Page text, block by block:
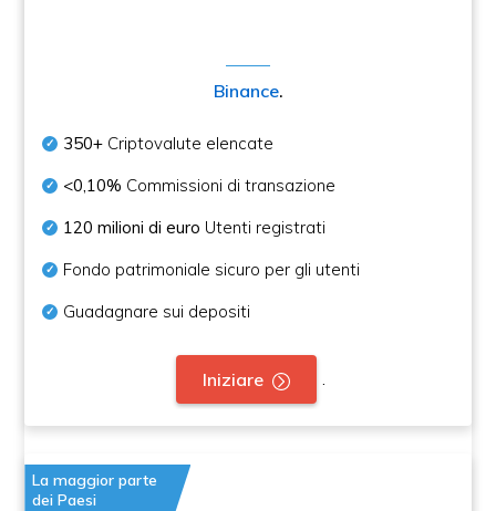
Binance.
350+ Criptovalute elencate
<0,10% Commissioni di transazione
120 milioni di euro Utenti registrati
Fondo patrimoniale sicuro per gli utenti
Guadagnare sui depositi
Iniziare
La maggior parte
dei Paesi